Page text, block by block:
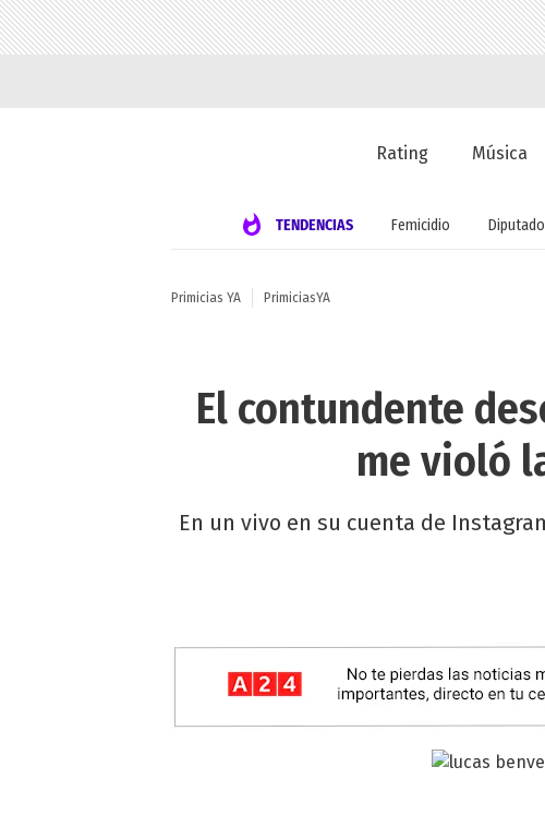
Rating Música
TENDENCIAS Femicidio
Primicias YA PrimiciasYA
El contundente
me violó
En un vivo en su cuenta de